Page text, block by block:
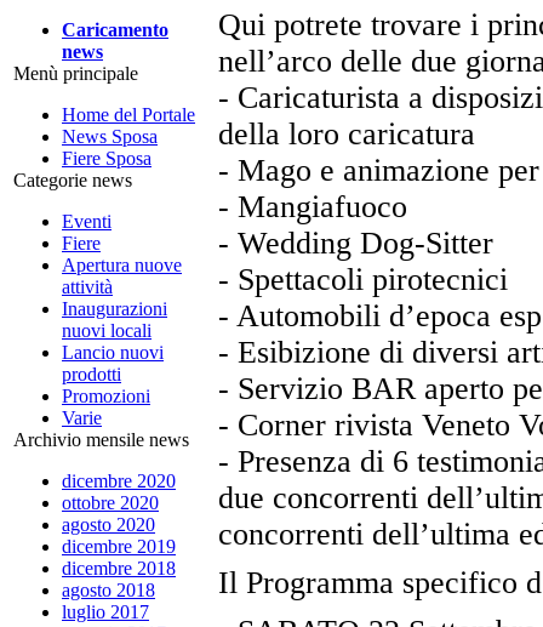
Caricamento
news
Menù principale
Home del Portale
News Sposa
Fiere Sposa
Categorie news
Eventi
Fiere
Apertura nuove
attività
Inaugurazioni
nuovi locali
Lancio nuovi
prodotti
Promozioni
Varie
Archivio mensile news
dicembre 2020
ottobre 2020
agosto 2020
dicembre 2019
dicembre 2018
agosto 2018
luglio 2017
Qui potrete trovare i
nell’arco delle due
- Caricaturista a
della loro caricatura
- Mago e animazione
- Mangiafuoco
- Wedding Dog-Sitter
- Spettacoli pirotecnici
- Automobili d’epoca
- Esibizione di diversi
- Servizio BAR aperto
- Corner rivista Veneto
- Presenza di 6
due concorrenti
concorrenti dell’ultima
Il Programma specifico